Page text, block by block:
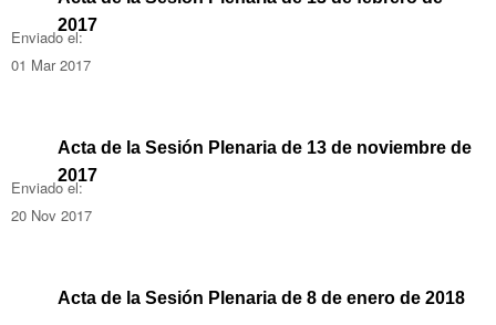
2017
Enviado el:
01 Mar 2017
Acta de la Sesión Plenaria de 13 de noviembre de
2017
Enviado el:
20 Nov 2017
Acta de la Sesión Plenaria de 8 de enero de 2018